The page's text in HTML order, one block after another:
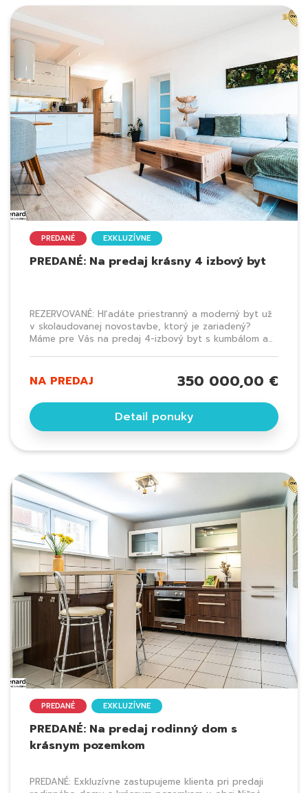
PREDANÉ EXKLUZÍVNE
PREDANÉ: Na predaj krásny 4 izbový byt
REZERVOVANÉ: Hľadáte priestranný a moderný byt už
v skolaudovanej novostavbe, ktorý je zariadený?
Máme pre Vás na predaj 4-izbový byt s kumbálom a...
NA PREDAJ 350 000,00 €
Detail ponuky
PREDANÉ EXKLUZÍVNE
PREDANÉ: Na predaj rodinný dom s
krásnym pozemkom
PREDANÉ: Exkluzívne zastupujeme klienta pri predaji